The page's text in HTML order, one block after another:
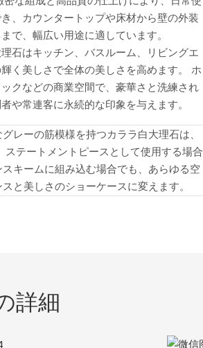
、カウンタートップや床材から壁の外装
で、幅広い用途に適しています。
石はキッチン、バスルーム、リビングエ
く美しさで全体の美しさを高めます。 ホ
クなどの商業空間で、豪華さと洗練され
や常連客に永続的な印象を与えます。
レーの筋模様を持つカララ白大理石は、
テートメントピースとして使用する場合
キームに組み込む場合でも、あらゆる空
と美しさのショーケースに変えます。
詳細